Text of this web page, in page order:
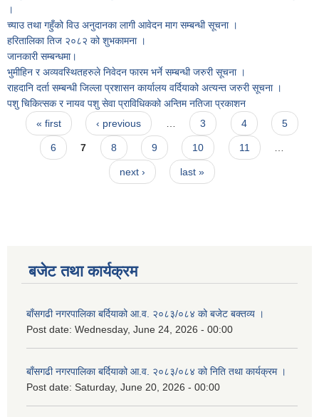
।
च्याउ तथा गहुँको विउ अनुदानका लागी आवेदन माग सम्बन्धी सूचना ।
हरितालिका तिज २०८२ को शुभकामना ।
जानकारी सम्बन्धमा।
भुमीहिन र अव्यवस्थितहरुले निवेदन फारम भर्ने सम्बन्धी जरुरी सूचना ।
राहदानि दर्ता सम्बन्धी जिल्ला प्रशासन कार्यालय वर्दियाको अत्यन्त जरुरी सूचना ।
पशु चिकित्सक र नायव पशु सेवा प्राविधिकको अन्तिम नतिजा प्रकाशन
Pages
« first ‹ previous … 3 4 5
6 7 8 9 10 11 …
next › last »
बजेट तथा कार्यक्रम
बाँसगढी नगरपालिका बर्दियाको आ.व. २०८३/०८४ को बजेट बक्तव्य ।
Post date: Wednesday, June 24, 2026 - 00:00
बाँसगढी नगरपालिका बर्दियाको आ.व. २०८३/०८४ को निति तथा कार्यक्रम ।
Post date: Saturday, June 20, 2026 - 00:00